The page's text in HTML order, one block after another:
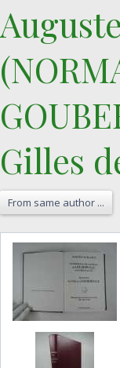
Gilles
From same author ...